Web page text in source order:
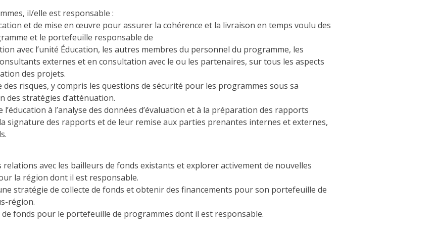
il/elle est responsable :
et de mise en œuvre pour assurer la cohérence et la livraison en temps voulu des
et le portefeuille responsable de
avec l’unité Éducation, les autres membres du personnel du programme, les
externes et en consultation avec le ou les partenaires, sur tous les aspects
des projets.
des risques, y compris les questions de sécurité pour les programmes sous sa
des stratégies d’atténuation.
l’éducation à l’analyse des données d’évaluation et à la préparation des rapports
signature des rapports et de leur remise aux parties prenantes internes et externes,
avec les bailleurs de fonds existants et explorer activement de nouvelles
la région dont il est responsable.
stratégie de collecte de fonds et obtenir des financements pour son portefeuille de
région.
fonds pour le portefeuille de programmes dont il est responsable.